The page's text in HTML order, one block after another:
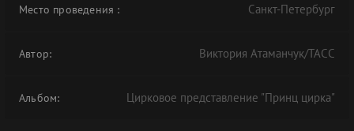
Место проведения : Санкт-Петербург
Автор: Виктория Атаманчук/ТАСС
Альбом: Цирковое представление "Принц цирка"